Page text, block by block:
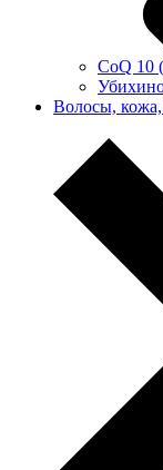
CoQ 10
Волосы, кожа,